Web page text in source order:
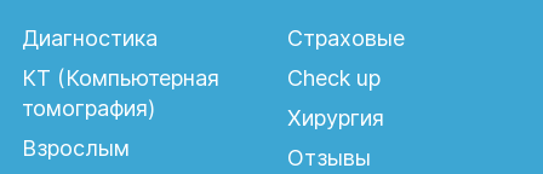
Диагностика
КТ (Компьютерная
томография)
Взрослым
Страховые
Check up
Хирургия
Отзывы